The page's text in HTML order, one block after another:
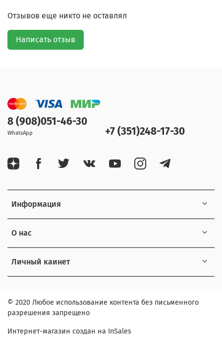
Отзывов еще никто не оставлял
Написать отзыв
Информация
О нас
Личный каинет
8 (908)051-46-30
WhatsApp +7 (351)248-17-30
© 2020 Любое использование контента без письменного
разрешения запрещено
Интернет-магазин создан на InSales